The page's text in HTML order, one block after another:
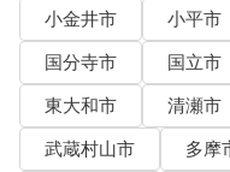
小金井市
小平市
国分寺市
国立市
東大和市
清瀬市
武蔵村山市
多摩